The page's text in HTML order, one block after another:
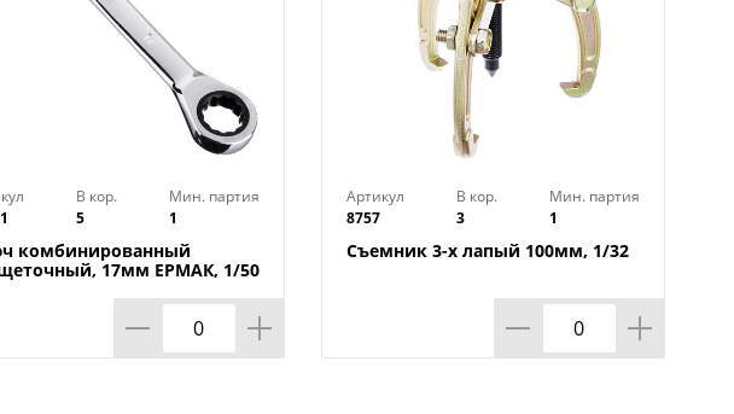
В кор.
5
Мин. партия
1
комбинированный
17мм ЕРМАК, 1/50
Артикул
8757
В кор.
3
Мин. партия
1
Съемник 3-х лапый 100мм, 1/32